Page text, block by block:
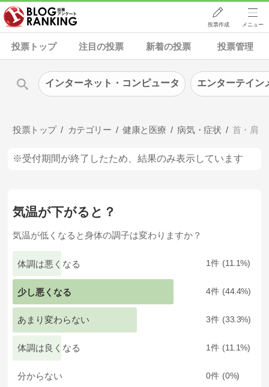
投票作成 メニュー
投票トップ 注目の投票 新着の投票 投票管理
投票トップ カテゴリー 健康と医療 病気・症状 首・肩
※受付期間が終了したため、結果のみ表示しています
気温が下がると？
気温が低くなると身体の調子は変わりますか？
体調は悪くなる 1 11.1
少し悪くなる 4 44.4
あまり変わらない 3 33.3
体調は良くなる 1 11.1
分からない 0 0
インターネット・コンピュータ エンターテイン